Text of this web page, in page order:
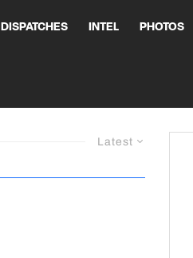
DISPATCHES INTEL PHOTOS
Latest